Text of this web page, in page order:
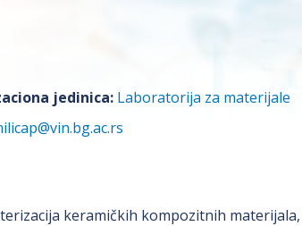
jedinica: Laboratorija za materijale
keramičkih kompozitnih